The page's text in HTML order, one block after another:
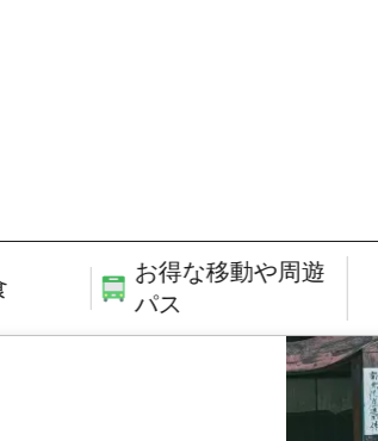
お得な移動や周遊
パス